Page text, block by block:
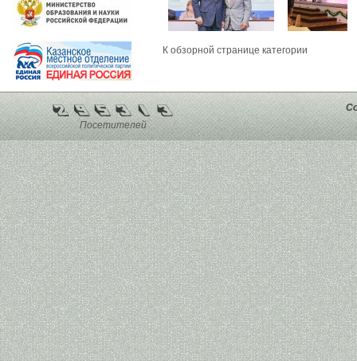
К обзорной странице категории
Посетителей